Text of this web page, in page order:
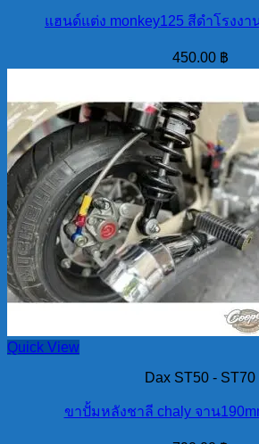
แฮนด์แต่ง monkey125 สีดำโรงงา
450.00 ฿
Quick View
Dax ST50 - ST70
ขาปั้มหลังชาลี chaly จาน